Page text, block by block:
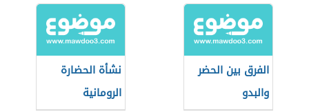
الفرق بين الحضر
والبدو
نشأة الحضارة
الرومانية